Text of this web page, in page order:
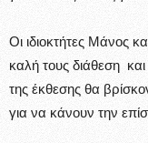
Οι ιδιοκτήτες Μάνος
καλή τους διάθεση και
της έκθεσης θα
για να κάνουν την